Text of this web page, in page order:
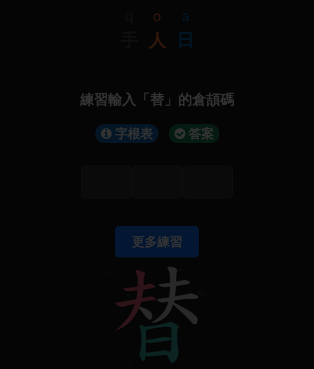
o
人
a
日
練習輸入「替」的倉頡碼
字根表 答案
更多練習